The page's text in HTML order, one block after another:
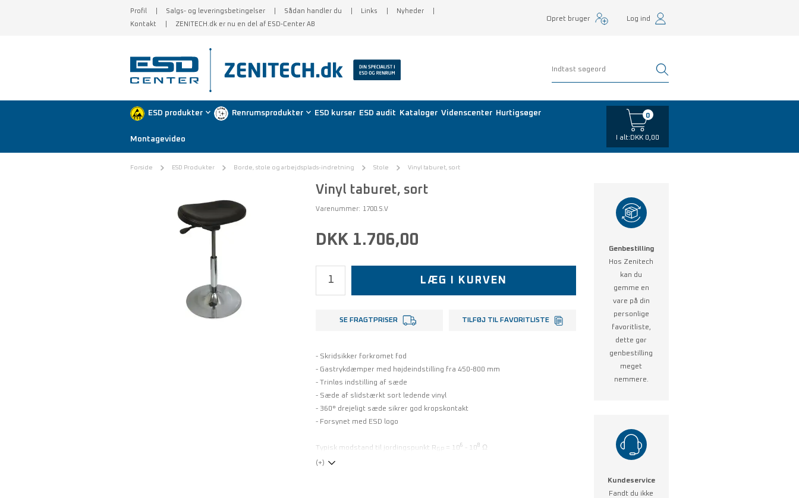
Profil Salgs- og leveringsbetingelser Sådan handler du Links
Nyheder
Kontakt
ZENITECH.dk er nu en del af ESD-Center AB
Opret bruger Log ind
ESD produkter Renrumsprodukter ESD kurser ESD audit Kataloger Videnscenter Hurtigsøger
Montagevideo
0
I alt: DKK 0,00
Forside ESD Produkter Borde, stole og arbejdsplads-indretning Stole Vinyl taburet, sort
Vinyl taburet, sort
Varenummer: 1700.S.V
DKK 1.706,00
LÆG I KURVEN
SE FRAGTPRISER TILFØJ TIL FAVORITLISTE
- Skridsikker forkromet fod
- Gastrykdæmper med højdeindstilling fra 450-800 mm
- Trinløs indstilling af sæde
- Sæde af slidstærkt sort ledende vinyl
- 360° drejeligt sæde sikrer god kropskontakt
- Forsynet med ESD logo
Typisk modstand til jordingspunkt R = 10 6 - 10 8 Ω
(+)
Genbestilling
Hos Zenitech
kan du
gemme en
vare på din
personlige
favoritliste,
dette gør
genbestilling
meget
nemmere.
Kundeservice
Fandt du ikke